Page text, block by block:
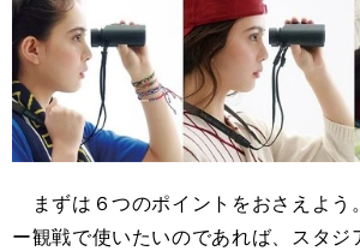
まずは６つのポイントをおさえよう
ー観戦で使いたいのであれば、スタジ